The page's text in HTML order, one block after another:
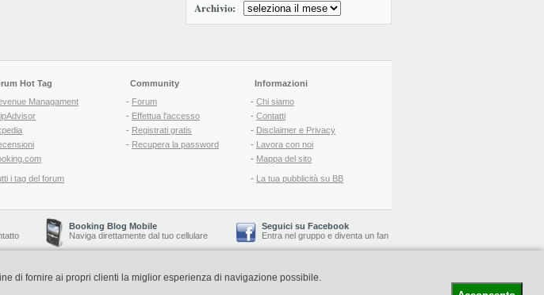
Archivio:
Hot Tag
Managament
i tag del forum
Community
- Forum
- Effettua l'accesso
- Registrati gratis
- Recupera la password
Informazioni
- Chi siamo
- Contatti
- Disclaimer e Privacy
- Lavora con noi
- Mappa del sito
- La tua pubblicità su BB
Booking Blog Mobile
Naviga direttamente dal tuo cellulare
Seguici su Facebook
Entra nel gruppo e diventa un fan
2006-2026 QNT S.r.l. Socio Unico -www.qnt.it-Booking Blog™ -Il blog del Web Marketing Turistico
di fornire ai propri clienti la miglior esperienza di navigazione possibile.